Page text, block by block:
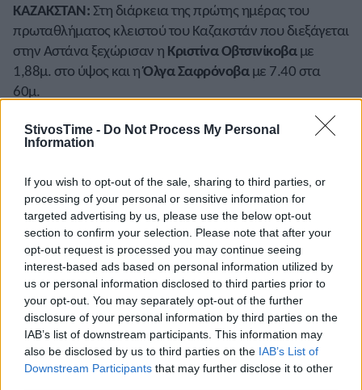
StivosTime - Do Not Process My Personal
Information
If you wish to opt-out of the sale, sharing to third parties, or
processing of your personal or sensitive information for
targeted advertising by us, please use the below opt-out
section to confirm your selection. Please note that after your
opt-out request is processed you may continue seeing
interest-based ads based on personal information utilized by
us or personal information disclosed to third parties prior to
your opt-out. You may separately opt-out of the further
disclosure of your personal information by third parties on the
IAB’s list of downstream participants. This information may
also be disclosed by us to third parties on the IAB’s List of
Downstream Participants that may further disclose it to other
ΚΑΖΑΚΣΤΑΝ:Στη διάρκεια της πρώτης ημέρας του
πρωταθλήματος κλειστού του Καζακστάν που διεξάγεται
στην Αστάνα ξεχώρισαν η Κριστίνα Οβτσινίκοβαμε
1,88μ. στο ύψος και ηΌλγα Σαφρόνοβαμε 7.40 στα
60μ.
ΚΕΝΥΑ:Ο πρωταθλητής Αυστρίας στους δρόμους
μεγάλων αποστάσεων
του Ίτεν. Ο στόχος του είναι να κάνει το ντεμπούτο στο
μαραθώνιο τον ερχόμενο Απρίλιο, ενώ νωρίτερα, τον
Μάρτιο θα τρέξει ημιμαραθώνιο.
ΛΕΥΚΟΡΩΣΙΑ:ΟΝτμίτρι Κάρπουκέριξε στη
σφαιροβολία 20,78μ. στην πρώτη ημέρα του μίτινγκ στο
Μινσκ. Ακόμη ηΕλβίρα Γκραμπορένκοεπικράτησε στα
60μ. εμπόδια στις γυναίκες με 8.01 και στους άνδρες ο
Βιτάλι Παραχόνκαμε 7.76. Εκτός κλειστού, οΓεβγένι
Μποχούτσκιέριξε στη δισκοβολία 62,02μ. και η
Αναστασία Μασλάβα
έριξε στη σφυροβολία 69,42μ.